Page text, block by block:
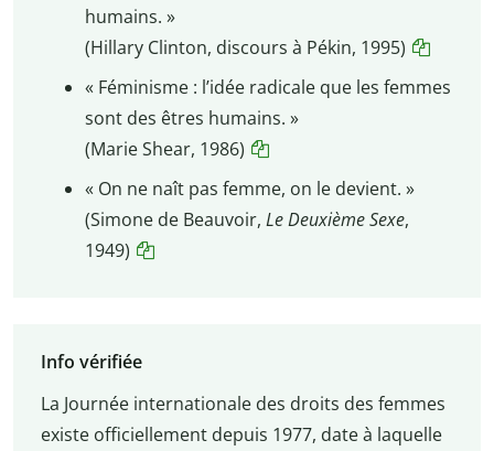
humains. »
(Hillary Clinton, discours à Pékin, 1995)
« Féminisme : l’idée radicale que les femmes
sont des êtres humains. »
(Marie Shear, 1986)
« On ne naît pas femme, on le devient. »
(Simone de Beauvoir, Le Deuxième Sexe,
1949)
Info vérifiée
La Journée internationale des droits des femmes
existe officiellement depuis 1977, date à laquelle